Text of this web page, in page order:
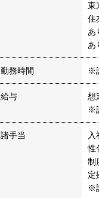
東
住
あ
あ
勤務時間 ※
給与
想
※
諸手当
入
性
制
定
※